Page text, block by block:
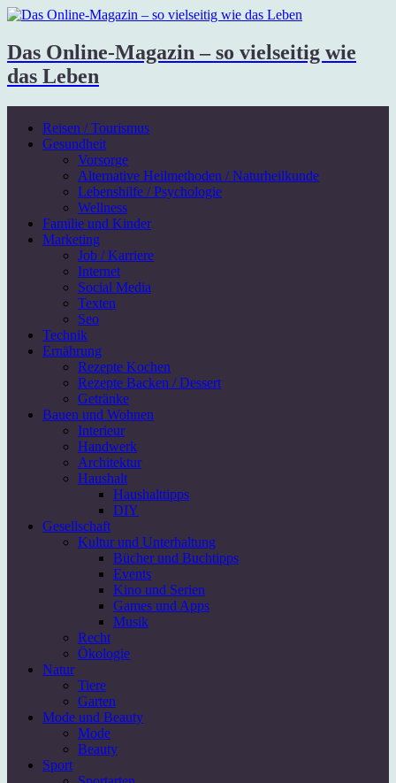
Das Online-Magazin – so vielseitig wie
das Leben
Reisen / Tourismus
Gesundheit
Vorsorge
Alternative Heilmethoden / Naturheilkunde
Lebenshilfe / Psychologie
Wellness
Familie und Kinder
Marketing
Job / Karriere
Internet
Social Media
Texten
Seo
Technik
Ernährung
Rezepte Kochen
Rezepte Backen / Dessert
Getränke
Bauen und Wohnen
Interieur
Handwerk
Architektur
Haushalt
Haushalttipps
DIY
Gesellschaft
Kultur und Unterhaltung
Bücher und Buchtipps
Events
Kino und Serien
Games und Apps
Musik
Recht
Ökologie
Natur
Tiere
Garten
Mode und Beauty
Mode
Beauty
Sport